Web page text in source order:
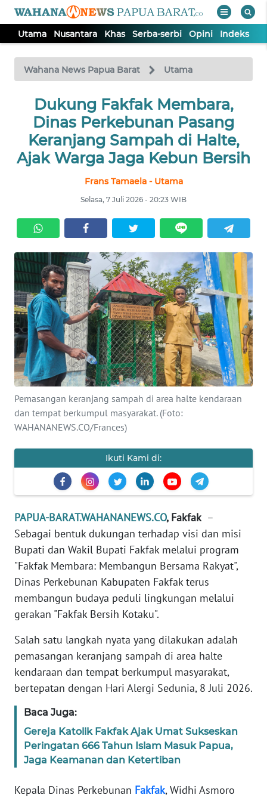
Utama Nusantara Khas Serba-serbi Opini Indeks
Wahana News Papua Barat Utama
Dukung Fakfak Membara,
Dinas Perkebunan Pasang
Keranjang Sampah di Halte,
Ajak Warga Jaga Kebun Bersih
Frans Tamaela - Utama
Selasa, 7 Juli 2026 - 20:23 WIB
Pemasangan keranjang sampah di area halte kendaraan
dan tempat berkumpul masyarakat. (Foto:
WAHANANEWS.CO/Frances)
Ikuti Kami di:
PAPUA-BARAT.WAHANANEWS.CO, Fakfak–
Sebagai bentuk dukungan terhadap visi dan misi
Bupati dan Wakil Bupati Fakfak melalui program
"Fakfak Membara: Membangun Bersama Rakyat",
Dinas Perkebunan Kabupaten Fakfak terus
membangun budaya peduli lingkungan melalui
gerakan "Fakfak Bersih Kotaku".
Salah satu langkah nyata yang dilakukan adalah
pemasangan keranjang sampah di area halte
kendaraan dan tempat berkumpul masyarakat,
bertepatan dengan Hari Alergi Sedunia, 8 Juli 2026.
Baca Juga:
Gereja Katolik Fakfak Ajak Umat Sukseskan
Peringatan 666 Tahun Islam Masuk Papua,
Jaga Keamanan dan Ketertiban
Kepala Dinas Perkebunan Fakfak, Widhi Asmoro
TV
Tutup
UTAMA
NUSANTARA
KHAS
SERBI
OPINI
Informasi
INDEKS
BERITA
KONTAK
KAMI
INFO
IKLAN
KAMI
PEDOMAN
MEDIA
REDAKSI
KARIR
DISCLAIMER
Wahana
News
Regional
WN
WN
JAKARTA
JABAR